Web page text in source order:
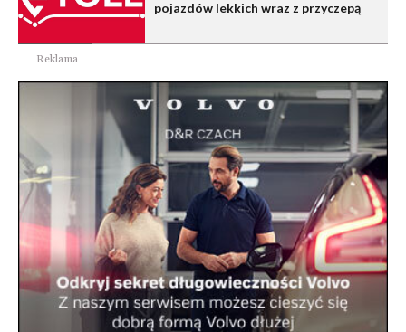
pojazdów lekkich wraz z przyczepą
Reklama